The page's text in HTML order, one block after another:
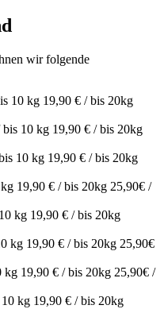
wir folgende
10 kg 19,90 € / bis 20kg
10 kg 19,90 € / bis 20kg
10 kg 19,90 € / bis 20kg
19,90 € / bis 20kg 25,90€ /
kg 19,90 € / bis 20kg
kg 19,90 € / bis 20kg 25,90€
kg 19,90 € / bis 20kg 25,90€ /
kg 19,90 € / bis 20kg